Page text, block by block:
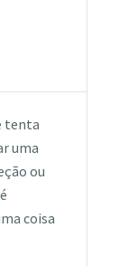
tenta
uma
ou
coisa